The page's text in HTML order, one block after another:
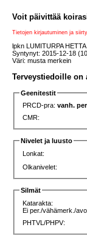
Voit päivittää
Tietojen kirjautuminen ja
lpkn LUMITURPA HETTA
Syntynyt: 2015-12-18
Väri: musta merkein
Terveystiedoille on
Geenitestit
PRCD-pra:vanh.
CMR:
Nivelet ja luusto
Lonkat:
Olkanivelet:
Silmät
Katarakta:
Ei per./vähämerk./
PHTVL/PHPV: